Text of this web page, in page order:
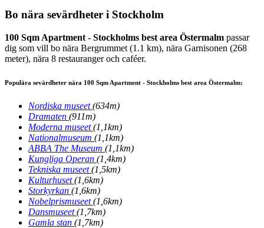
Bo nära sevärdheter i Stockholm
100 Sqm Apartment - Stockholms best area Östermalm passar
dig som vill bo nära Bergrummet (1.1 km), nära Garnisonen (268
meter), nära 8 restauranger och caféer.
Populära sevärdheter nära 100 Sqm Apartment - Stockholms best area Östermalm:
Nordiska museet(634m)
Dramaten (911m)
Moderna museet(1,1km)
Nationalmuseum (1,1km)
ABBA The Museum (1,1km)
Kungliga Operan (1,4km)
Tekniska museet(1,5km)
Kulturhuset(1,6km)
Storkyrkan (1,6km)
Nobelprismuseet(1,6km)
Dansmuseet(1,7km)
Gamla stan (1,7km)